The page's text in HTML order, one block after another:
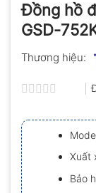
Đồng hồ
GSD-
Thương hiệu:
xếp
hạng
0.0
5
sao
Xuất
Bảo